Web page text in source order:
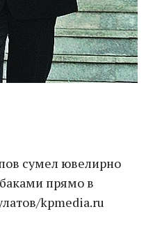
сумел ювелирно
прямо в
kpmedia.ru